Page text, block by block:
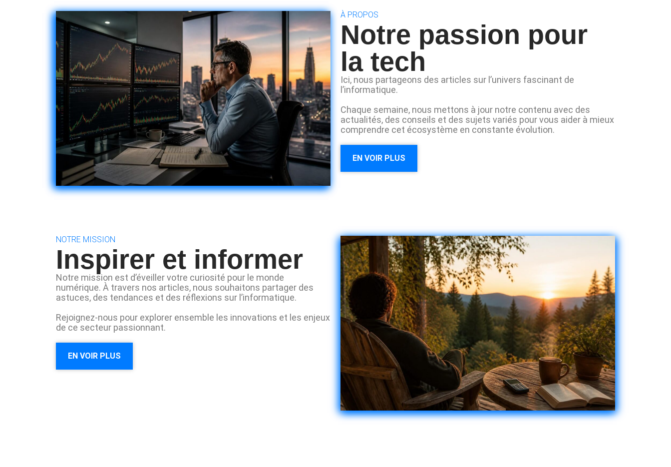
À PROPOS
Notre passion pour
la tech
Ici, nous partageons des articles sur l’univers fascinant de
l’informatique.
Chaque semaine, nous mettons à jour notre contenu avec des
actualités, des conseils et des sujets variés pour vous aider à mieux
comprendre cet écosystème en constante évolution.
EN VOIR PLUS
NOTRE MISSION
Inspirer et informer
Notre mission est d’éveiller votre curiosité pour le monde
numérique. À travers nos articles, nous souhaitons partager des
astuces, des tendances et des réflexions sur l’informatique.
Rejoignez-nous pour explorer ensemble les innovations et les enjeux
de ce secteur passionnant.
EN VOIR PLUS